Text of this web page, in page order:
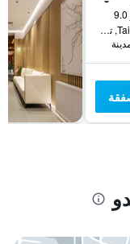
88 Taisheng Road South, تشنغدو, الصين